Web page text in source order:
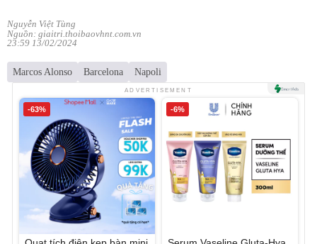
Nguyễn Việt Tùng
Nguồn: giaitri.thoibaovhnt.com.vn
23:59 13/02/2024
Marcos Alonso Barcelona Napoli
ADVERTISEMENT
-63% -6%